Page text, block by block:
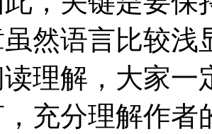
然语言比较浅
理解，大家一
充分理解作者